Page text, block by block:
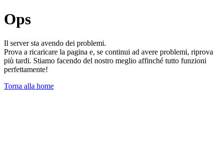
Ops
Il server sta avendo dei problemi.
Prova a ricaricare la pagina e, se continui ad avere problemi, riprova
più tardi. Stiamo facendo del nostro meglio affinché tutto funzioni
perfettamente!
Torna alla home